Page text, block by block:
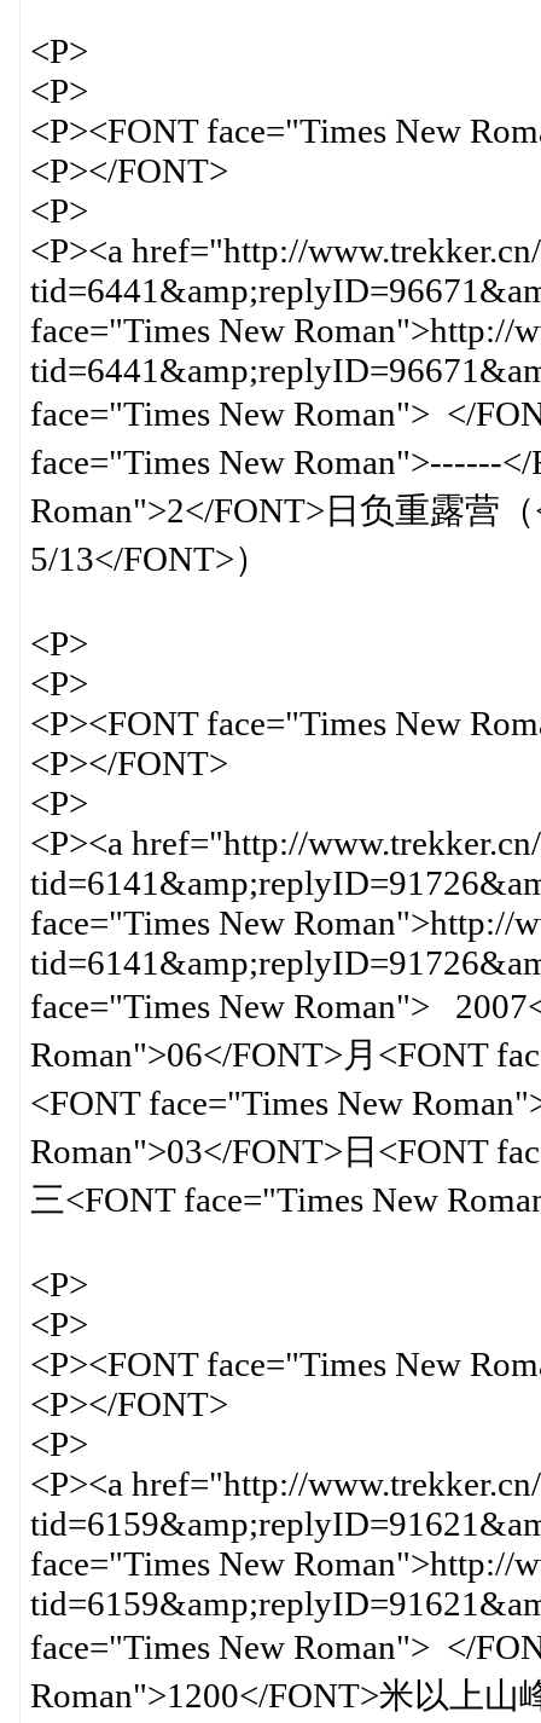
<P>
<P>
<P><FONT face="Times New
<P></FONT>
<P>
<P><a href="http://
face="Times New Roman">http://
face="Times New Roman"> </
face="Times New Roman">------
Roman">2</FONT>日负重露营
5/13</FONT>）
<P>
<P>
<P><FONT face="Times New
<P></FONT>
<P>
<P><a href="http://
face="Times New Roman">http://
face="Times New Roman">
Roman">06</FONT>月<FONT
<FONT face="Times New
Roman">03</FONT>日<FONT
三<FONT face="Times New
<P>
<P>
<P><FONT face="Times New
<P></FONT>
<P>
<P><a href="http://
face="Times New Roman">http://
face="Times New Roman"> </
Roman">1200</FONT>米以上山